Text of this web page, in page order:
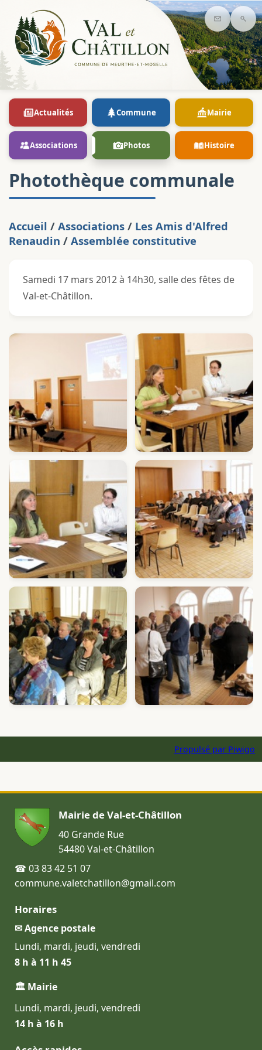
Contact
Actualités Commune Mairie
Associations Photos Histoire
Photothèque communale
Accueil / Associations / Les Amis d'Alfred
Renaudin / Assemblée constitutive
Samedi 17 mars 2012 à 14h30, salle des fêtes de
Val-et-Châtillon.
Propulsé par Piwigo
Mairie de Val-et-Châtillon
40 Grande Rue
54480 Val-et-Châtillon
☎ 03 83 42 51 07
commune.valetchatillon@gmail.com
Horaires
✉ Agence postale
Lundi, mardi, jeudi, vendredi
8 h à 11 h 45
🏛 Mairie
Lundi, mardi, jeudi, vendredi
14 h à 16 h